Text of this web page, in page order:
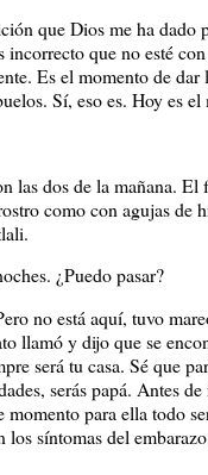
que Dios me ha dado
incorrecto que no esté
Es el momento de
Sí, eso es. Hoy es
las dos de la mañana. El
como con agujas de
¿Puedo pasar?
no está aquí, tuvo
llamó y dijo que se
será tu casa. Sé que
serás papá. Antes
momento para ella todo
los síntomas del